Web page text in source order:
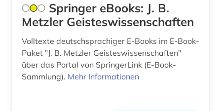
arzneimittel (1)
arzneimittelwechselwirkung (1)
asien (1)
asien-afrika-wissenschaften (1)
Spanien (14)
Suedamerika (11)
Suedasien (5)
Suedostasien (3)
Springer eBooks: J. B.
Metzler Geisteswissenschaften
Volltexte deutschsprachiger E-Books im E-Book-
Paket "J. B. Metzler Geisteswissenschaften"
über das Portal von SpringerLink (E-Book-
Sammlung). Mehr Informationen